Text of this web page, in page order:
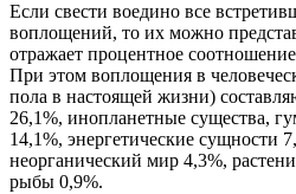
Если свести воедино все
воплощений, то их можно
отражает процентное
При этом воплощения в
пола в настоящей жизни)
26,1%, инопланетные существа,
14,1%, энергетические сущности
неорганический мир 4,3%,
рыбы 0,9%.